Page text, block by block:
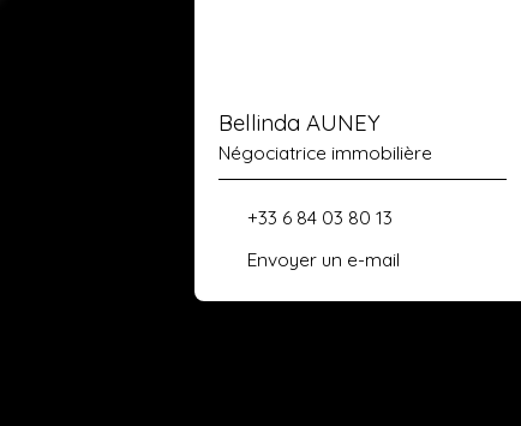
Bellinda AUNEY
Négociatrice immobilière
+33 6 84 03 80 13
Envoyer un e-mail